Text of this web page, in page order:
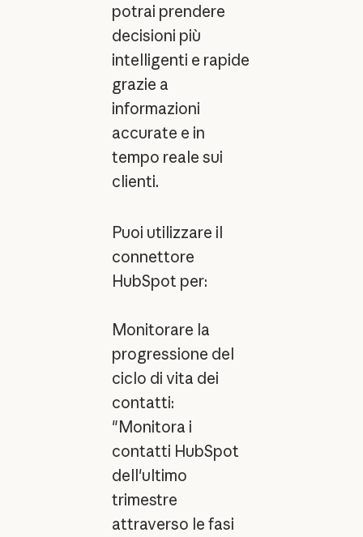
potrai prendere
decisioni più
intelligenti e rapide
grazie a
informazioni
accurate e in
tempo reale sui
clienti.
Puoi utilizzare il
connettore
HubSpot per:
Monitorare la
progressione del
ciclo di vita dei
contatti:
"Monitora i
contatti HubSpot
dell'ultimo
trimestre
attraverso le fasi